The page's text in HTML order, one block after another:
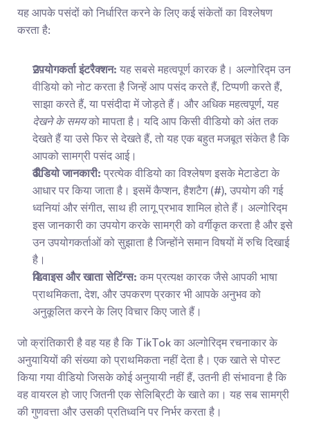
यह आपके पसंदों को निर्धारित करने के लिए कई संकेतों का विश्लेषण
करता है:
उपयोगकर्ता इंटरैक्शन: यह सबसे महत्वपूर्ण कारक है। अल्गोरिद्म उन
वीडियो को नोट करता है जिन्हें आप पसंद करते हैं, टिप्पणी करते हैं,
देखने के समय को मापता है। यदि आप किसी वीडियो को अंत तक
देखते हैं या उसे फिर से देखते हैं, तो यह एक बहुत मजबूत संकेत है कि
आपको सामग्री पसंद आई।
वीडियो जानकारी: प्रत्येक वीडियो का विश्लेषण इसके मेटाडेटा के
आधार पर किया जाता है। इसमें कैप्शन, हैशटैग (#), उपयोग की गई
ध्वनियां और संगीत, साथ ही लागू प्रभाव शामिल होते हैं। अल्गोरिद्म
इस जानकारी का उपयोग करके सामग्री को वर्गीकृत करता है और इसे
उन उपयोगकर्ताओं को सुझाता है जिन्होंने समान विषयों में रुचि दिखाई
है।
डिवाइस और खाता सेटिंग्स: कम प्रत्यक्ष कारक जैसे आपकी भाषा
प्राथमिकता, देश, और उपकरण प्रकार भी आपके अनुभव को
अनुकूलित करने के लिए विचार किए जाते हैं।
जो क्रांतिकारी है वह यह है कि TikTok का अल्गोरिद्म रचनाकार के
अनुयायियों की संख्या को प्राथमिकता नहीं देता है। एक खाते से पोस्ट
किया गया वीडियो जिसके कोई अनुयायी नहीं हैं, उतनी ही संभावना है कि
वह वायरल हो जाए जितनी एक सेलिब्रिटी के खाते का। यह सब सामग्री
की गुणवत्ता और उसकी प्रतिध्वनि पर निर्भर करता है।